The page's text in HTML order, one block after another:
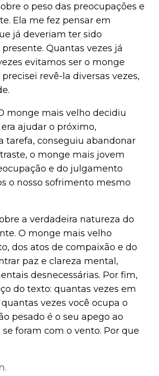
o peso das preocupações e
Ela me fez pensar em
já deveriam ter sido
Quantas vezes já
evitamos ser o monge
revê-la diversas vezes,
monge mais velho decidiu
ajudar o próximo,
tarefa, conseguiu abandonar
o monge mais jovem
e do julgamento
o nosso sofrimento mesmo
a verdadeira natureza do
O monge mais velho
dos atos de compaixão e do
paz e clareza mental,
desnecessárias. Por fim,
do texto: quantas vezes em
vezes você ocupa o
pesado é o seu apego ao
foram com o vento. Por que